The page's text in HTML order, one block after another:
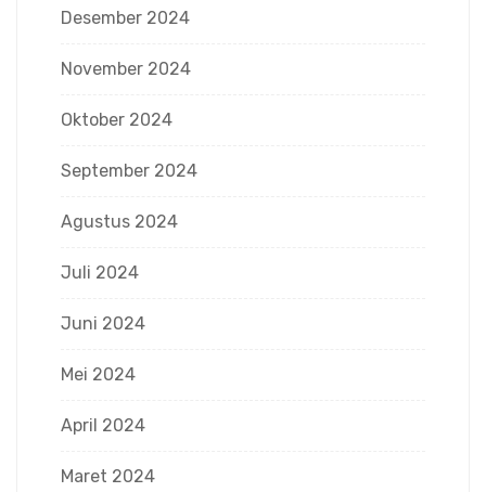
Desember 2024
November 2024
Oktober 2024
September 2024
Agustus 2024
Juli 2024
Juni 2024
Mei 2024
April 2024
Maret 2024